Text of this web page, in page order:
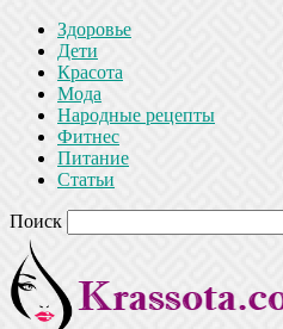
Здоровье
Дети
Красота
Мода
Народные рецепты
Фитнес
Питание
Статьи
Поиск